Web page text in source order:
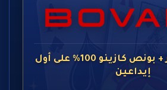
حتى 3000 دولار + بونص كازينو 100% على أول
إيداعين